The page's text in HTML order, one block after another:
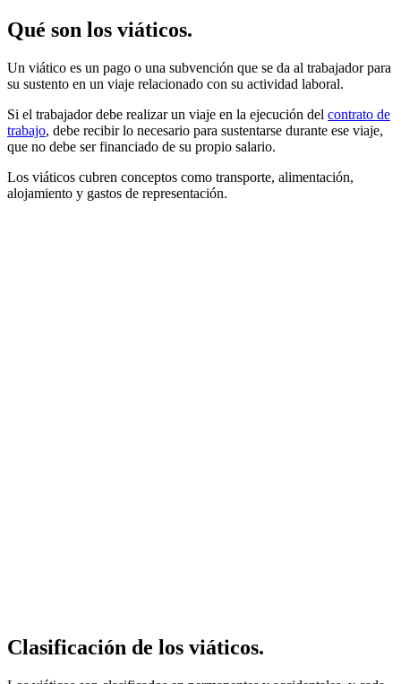
Qué son los viáticos.
Un viático es un pago o una subvención que se da al trabajador para
su sustento en un viaje relacionado con su actividad laboral.
Si el trabajador debe realizar un viaje en la ejecución del contrato de
trabajo, debe recibir lo necesario para sustentarse durante ese viaje,
que no debe ser financiado de su propio salario.
Los viáticos cubren conceptos como transporte, alimentación,
alojamiento y gastos de representación.
Clasificación de los viáticos.